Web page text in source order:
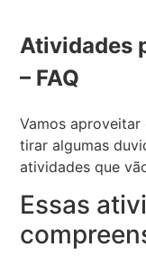
Atividades
– FAQ
Vamos
tirar algumas
atividades que
Essas